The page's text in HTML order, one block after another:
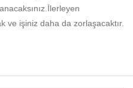
Eğitim Haberleri
ve işiniz daha da zorlaşacaktır.